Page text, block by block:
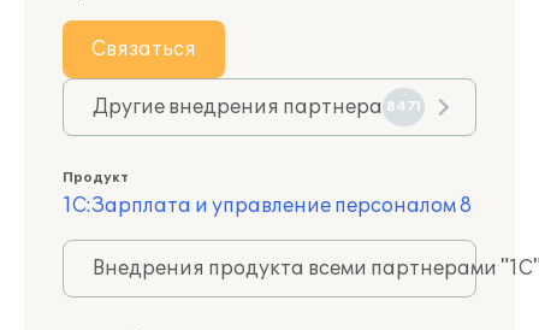
Связаться
Другие внедрения партнера 8471
Продукт
1С:Зарплата и управление персоналом 8
Внедрения продукта всеми партнерами